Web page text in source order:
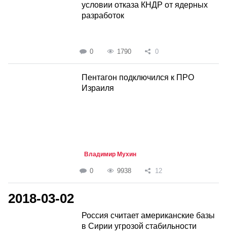
условии отказа КНДР от ядерных
разработок
0 1790 0
Пентагон подключился к ПРО
Израиля
Владимир Мухин
0 9938 12
2018-03-02
Россия считает американские базы
в Сирии угрозой стабильности